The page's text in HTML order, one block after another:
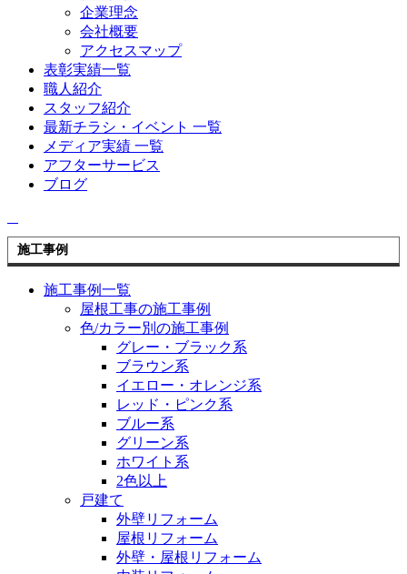
企業理念
会社概要
アクセスマップ
表彰実績一覧
職人紹介
スタッフ紹介
最新チラシ・イベント 一覧
メディア実績 一覧
アフターサービス
ブログ
施工事例
施工事例一覧
屋根工事の施工事例
色/カラー別の施工事例
グレー・ブラック系
ブラウン系
イエロー・オレンジ系
レッド・ピンク系
ブルー系
グリーン系
ホワイト系
2色以上
戸建て
外壁リフォーム
屋根リフォーム
外壁・屋根リフォーム